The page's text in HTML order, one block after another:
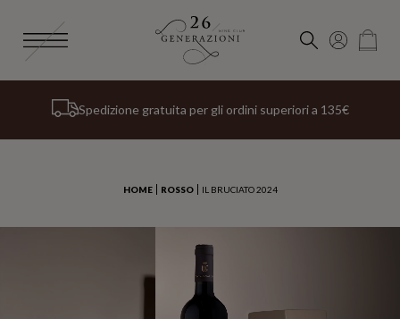
Iscriviti alla
speciale omaggio di benvenuto
Spedizione gratuita per gli ordini superiori a 135€
Riceverai il tuo ordine a partire dal 26 agosto
HOME ROSSO IL BRUCIATO 2024